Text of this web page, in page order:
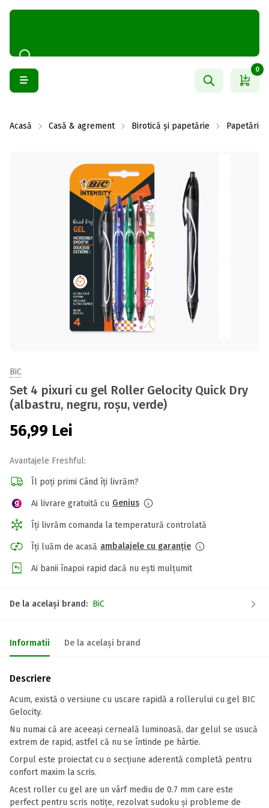
0
Acasă Casă & agrement Birotică și papetărie Papetărie
BiC
Set 4 pixuri cu gel Roller Gelocity Quick Dry
(albastru, negru, roșu, verde)
56,99 Lei
Avantajele Freshful:
Îl poți primi Când îți livrăm?
Ai livrare gratuită cu Genius
Îți livrăm comanda la temperatură controlată
Îți luăm de acasă ambalajele cu garanție
Ai banii înapoi rapid dacă nu ești mulțumit
De la același brand: BiC
Informatii De la același brand
Descriere
Acum, există o versiune cu uscare rapidă a rollerului cu gel BIC
Gelocity.
Nu numai că are aceeași cerneală luminoasă, dar gelul se usucă
extrem de rapid, astfel că nu se întinde pe hârtie.
Corpul este proiectat cu o secțiune aderentă completă pentru
confort maxim la scris.
Acest roller cu gel are un vârf mediu de 0.7 mm care este
perfect pentru scris notițe, rezolvat sudoku și probleme de